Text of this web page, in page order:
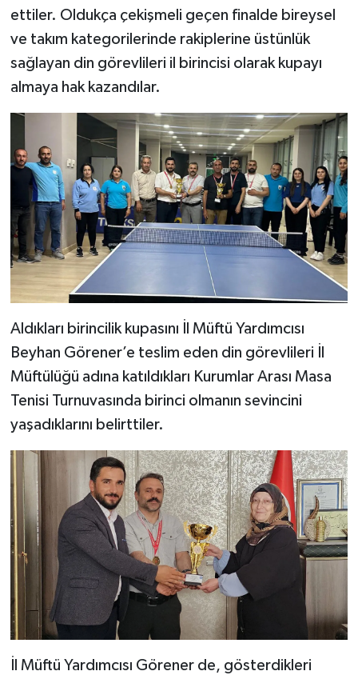
ettiler. Oldukça çekişmeli geçen finalde bireysel
ve takım kategorilerinde rakiplerine üstünlük
sağlayan din görevlileri il birincisi olarak kupayı
almaya hak kazandılar.
Aldıkları birincilik kupasını İl Müftü Yardımcısı
Beyhan Görener’e teslim eden din görevlileri İl
Müftülüğü adına katıldıkları Kurumlar Arası Masa
Tenisi Turnuvasında birinci olmanın sevincini
yaşadıklarını belirttiler.
İl Müftü Yardımcısı Görener de, gösterdikleri
Burdur Müftülüğü
Bursa Müftülüğü
Çankırı Müftülüğü
Çorum Müftülüğü
Denizli Müftülüğü
Diyarbakır Müftülüğü
Edirne Müftülüğü
Elazığ Müftülüğü
Erzincan Müftülüğü
Erzurum Müftülüğü
Eskişehir Müftülüğü
Gaziantep Müftülüğü
Giresun Müftülüğü
Gümüşhane Müftülüğü
Duyurular
Bilim, Teknoloji
Biyografiler
Diyanet TV
İhtida Haberleri